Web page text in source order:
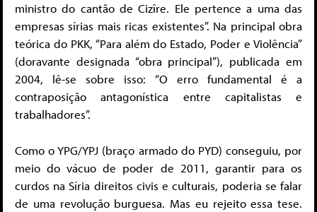
ministro do cantão de Cizîre. Ele pertence a uma das
empresas sírias mais ricas existentes”. Na principal obra
teórica do PKK, “Para além do Estado, Poder e Violência”
(doravante designada “obra principal”), publicada em
2004, lê-se sobre isso: “O erro fundamental é a
contraposição antagonística entre capitalistas e
trabalhadores”.
Como o YPG/YPJ (braço armado do PYD) conseguiu, por
meio do vácuo de poder de 2011, garantir para os
curdos na Síria direitos civis e culturais, poderia se falar
de uma revolução burguesa. Mas eu rejeito essa tese.